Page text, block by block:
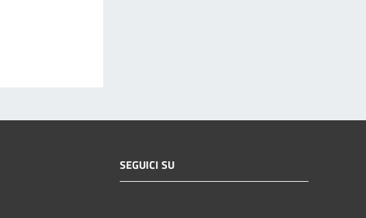
SEGUICI SU